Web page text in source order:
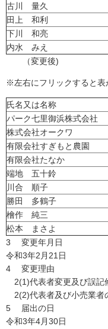
古川 量久
田上 和利
下川 和亮
内水 みえ
（変更後)
※左右にフリックすると表
氏名又は名称
パーク七里御浜株式会社
株式会社オークワ
有限会社すぎもと農園
有限会社たなか
端地 五十鈴
川合 順子
勝田 多鶴子
檜作 純三
松本 まさよ
3 変更年月日
令和3年2月21日
4 変更理由
2(1)代表者変更及び誤記
2(2)代表者及び小売業者
5 届出の日
令和3年4月30日